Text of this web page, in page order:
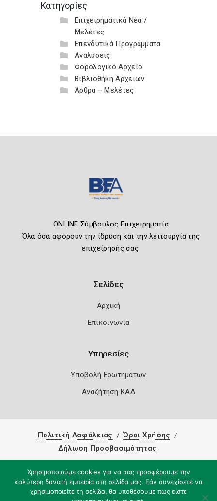
Κατηγορίες
Επιχειρηματικά Νέα /
Μελέτες
Επενδυτικά Προγράμματα
Αναλύσεις
Φορολογικό Αρχείο
Βιβλιοθήκη Αρχείων
Άρθρα – Μελέτες
ONLINE Σύμβουλος Επιχειρηματία
Όλα όσα αφορούν την ίδρυση και την λειτουργία της
επιχείρησής σας.
Σελίδες
Αρχική
Επικοινωνία
Υπηρεσίες
Υποβολή Ερωτημάτων
Αναζήτηση ΚΑΔ
Πολιτική Ασφάλειας
Όροι Χρήσης
Δήλωση Προσβασιμότητας
Χρησιμοποιούμε cookies για να σας προσφέρουμε την
καλύτερη δυνατή εμπειρία στη σελίδα μας. Εάν συνεχίσετε να
χρησιμοποιείτε τη σελίδα, θα υποθέσουμε πως είστε